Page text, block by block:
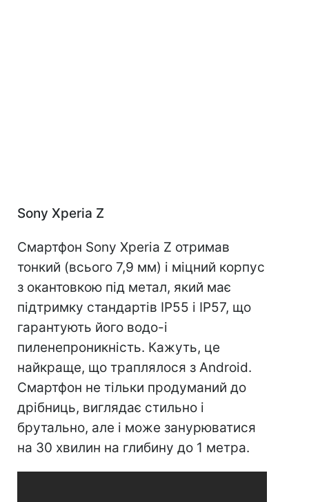
Sony Xperia Z
Смартфон Sony Xperia Z отримав
тонкий (всього 7,9 мм) і міцний корпус
з окантовкою під метал, який має
підтримку стандартів IP55 і IP57, що
гарантують його водо-і
пиленепроникність. Кажуть, це
найкраще, що траплялося з Android.
Смартфон не тільки продуманий до
дрібниць, виглядає стильно і
брутально, але і може занурюватися
на 30 хвилин на глибину до 1 метра.